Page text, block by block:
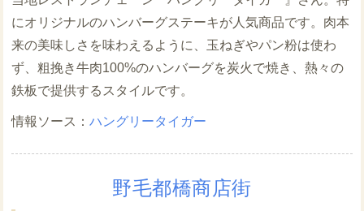
にオリジナルのハンバーグステーキが人気商品です。肉本
来の美味しさを味わえるように、玉ねぎやパン粉は使わ
ず、粗挽き牛肉100%のハンバーグを炭火で焼き、熱々の
鉄板で提供するスタイルです。
ハングリータイガー
野毛都橋商店街